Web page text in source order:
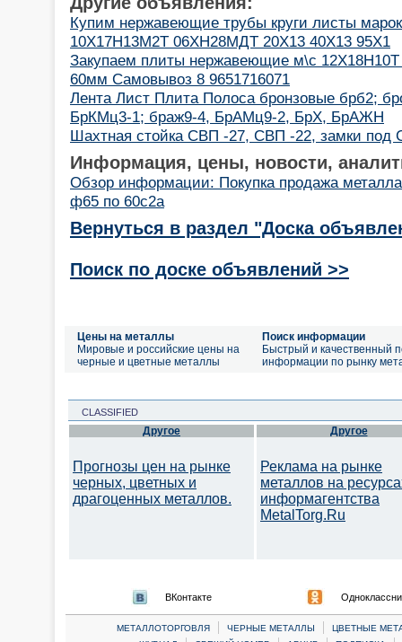
Купим нержавеющие трубы круги листы
10Х17Н13М2Т 06ХН28МДТ 20Х13 40Х13 95Х1
Закупаем плиты нержавеющие м\с
60мм Самовывоз 8 9651716071
Лента Лист Плита Полоса бронзовые брб2;
БрКМц3-1; браж9-4, БрАМц9-2, БрХ, БрАЖН
Шахтная стойка СВП -27, СВП -22, замки
Информация, цены, новости,
Обзор информации: Покупка продажа металла
ф65 по 60с2а
Вернуться в раздел "Доска
Поиск по доске объявлений >>
Цены на металлы
Мировые и российские цены на
черные и цветные металлы
Поиск информации
Быстрый и качественный
информации по рынку
CLASSIFIED
Другое
Прогнозы цен на рынке
черных, цветных и
драгоценных металлов.
Другое
Реклама на рынке
металлов на
информагентства
MetalTorg.Ru
ВКонтакте
МЕТАЛЛОТОРГОВЛЯ | ЧЕРНЫЕ МЕТАЛЛЫ |
ЦВЕТНЫЕ